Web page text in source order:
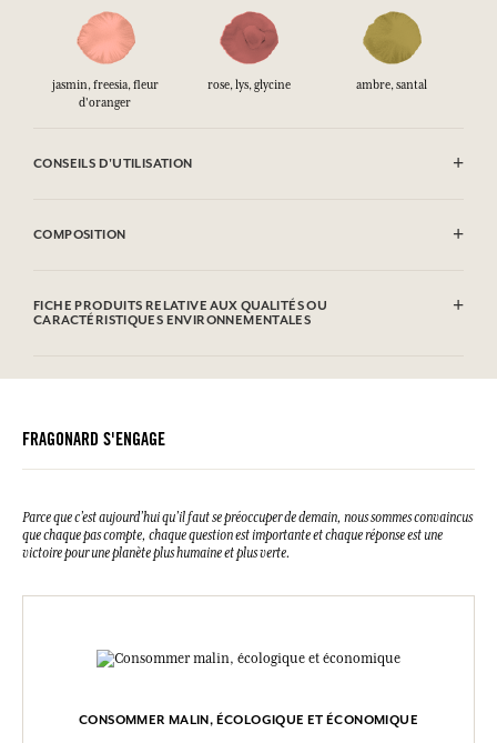
jasmin, freesia, fleur
d'oranger
rose, lys, glycine ambre, santal
CONSEILS D'UTILISATION
FICHE PRODUITS RELATIVE AUX QUALITÉS OU
Étuis
Emballage recyclable
COMPOSITION
Hydroxycitronellal, Hexyl Cinnamal, Benzyl Salicylate, Citronellol,
Benzyl Benzoate, Linalool, Geraniol, Limonene, Alpha-Isomethyl
FICHE PRODUITS RELATIVE AUX QUALITÉS OU
CARACTÉRISTIQUES ENVIRONNEMENTALES
Veuillez consulter les qualités ou caractéristiques environnementales
FRAGONARD S'ENGAGE
Parce que c’est aujourd’hui qu’il faut se préoccuper de demain, nous sommes convaincus
que chaque pas compte, chaque question est importante et chaque réponse est une
victoire pour une planète plus humaine et plus verte.
CONSOMMER MALIN, ÉCOLOGIQUE ET ÉCONOMIQUE